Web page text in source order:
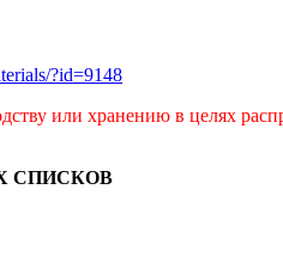
?id=9148
или хранению в целях
СПИСКОВ